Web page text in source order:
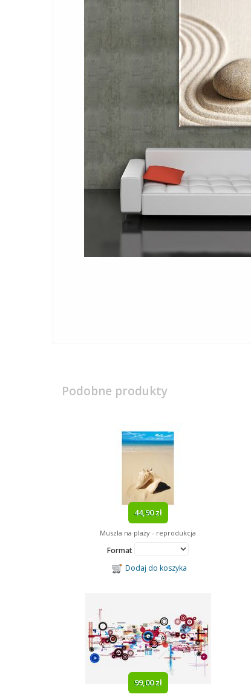
Podobne produkty
44,90 zł
Muszla na plaży - reprodukcja
Format
Dodaj do koszyka
99,00 zł